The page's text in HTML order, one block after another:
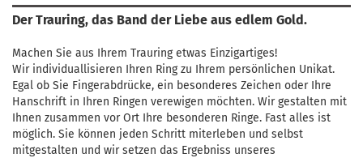
Der Trauring, das Band der Liebe aus edlem Gold.
Machen Sie aus Ihrem Trauring etwas Einzigartiges!
Wir individuallisieren Ihren Ring zu Ihrem persönlichen Unikat.
Egal ob Sie Fingerabdrücke, ein besonderes Zeichen oder Ihre
Hanschrift in Ihren Ringen verewigen möchten. Wir gestalten mit
Ihnen zusammen vor Ort Ihre besonderen Ringe. Fast alles ist
möglich. Sie können jeden Schritt miterleben und selbst
mitgestalten und wir setzen das Ergebniss unseres